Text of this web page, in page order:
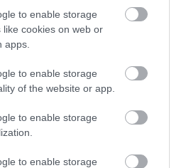
to enable storage
like cookies on web or
apps.
to enable storage
of the website or app.
to enable storage
to enable storage
- ΜΗΤΕΡΑ